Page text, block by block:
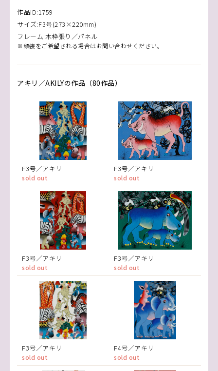
作品ID:1759
サイズ:F3号(273×220mm)
フレーム:木枠張り／パネル
※額装をご希望される場合はお問い合わせください。
アキリ／AKILYの作品（80作品）
F3号／アキリ
sold out
F3号／アキリ
sold out
F3号／アキリ
sold out
F3号／アキリ
sold out
F3号／アキリ
sold out
F4号／アキリ
sold out